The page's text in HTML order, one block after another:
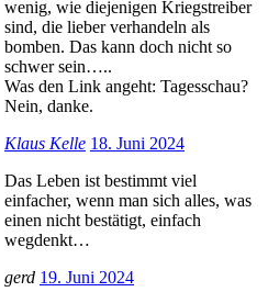
wenig, wie diejenigen Kriegstreiber
sind, die lieber verhandeln als
bomben. Das kann doch nicht so
schwer sein…..
Was den Link angeht: Tagesschau?
Nein, danke.
Klaus Kelle 18. Juni 2024
Das Leben ist bestimmt viel
einfacher, wenn man sich alles, was
einen nicht bestätigt, einfach
wegdenkt…
gerd 19. Juni 2024